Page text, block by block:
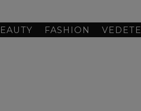
FASHION VEDETE